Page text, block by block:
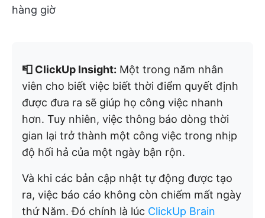
hàng giờ
📮 ClickUp Insight: Một trong năm nhân
viên cho biết việc biết thời điểm quyết định
được đưa ra sẽ giúp họ công việc nhanh
hơn. Tuy nhiên, việc thông báo dòng thời
gian lại trở thành một công việc trong nhịp
độ hối hả của một ngày bận rộn.
Và khi các bản cập nhật tự động được tạo
ra, việc báo cáo không còn chiếm mất ngày
thứ Năm. Đó chính là lúc ClickUp Brain